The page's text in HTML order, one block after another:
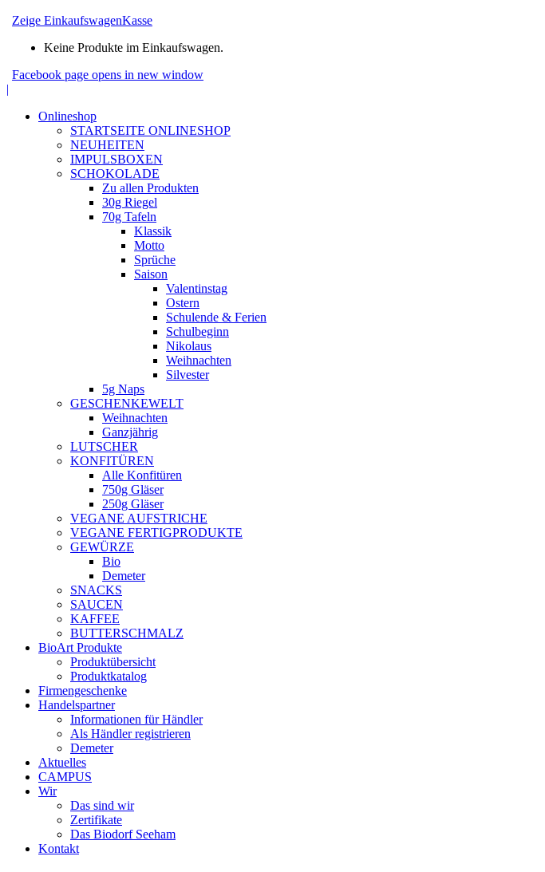
Zeige EinkaufswagenKasse
Keine Produkte im Einkaufswagen.
Facebook page opens in new window
|
Onlineshop
STARTSEITE ONLINESHOP
NEUHEITEN
IMPULSBOXEN
SCHOKOLADE
Zu allen Produkten
30g Riegel
70g Tafeln
Klassik
Motto
Sprüche
Saison
Valentinstag
Ostern
Schulende & Ferien
Schulbeginn
Nikolaus
Weihnachten
Silvester
5g Naps
GESCHENKEWELT
Weihnachten
Ganzjährig
LUTSCHER
KONFITÜREN
Alle Konfitüren
750g Gläser
250g Gläser
VEGANE AUFSTRICHE
VEGANE FERTIGPRODUKTE
GEWÜRZE
Bio
Demeter
SNACKS
SAUCEN
KAFFEE
BUTTERSCHMALZ
BioArt Produkte
Produktübersicht
Produktkatalog
Firmengeschenke
Handelspartner
Informationen für Händler
Als Händler registrieren
Demeter
Aktuelles
CAMPUS
Wir
Das sind wir
Zertifikate
Das Biodorf Seeham
Kontakt